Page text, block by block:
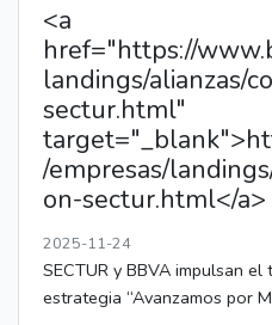
<a
href="https://
landings/alianzas/
sectur.html"
/empresas/
on-sectur.html</a>
2025-11-24
SECTUR y BBVA impulsan
estrategia “Avanzamos por